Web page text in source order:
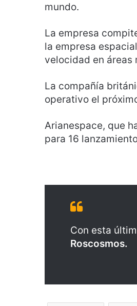
mundo.
La empresa
la empresa espacial
velocidad en áreas
La compañía
operativo el
Arianespace, que
para 16
Con esta
Roscosmos.